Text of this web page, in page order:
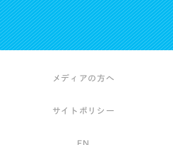
メディアの方へ
サイトポリシー
EN